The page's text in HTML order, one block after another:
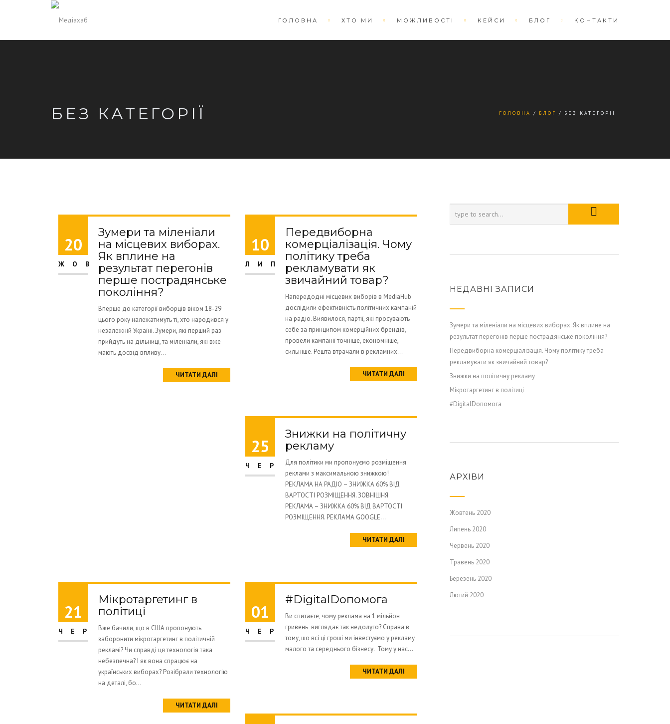
ГОЛОВНА ХТО МИ МОЖЛИВОСТІ КЕЙСИ БЛОГ КОНТАКТИ
БЕЗ КАТЕГОРІЇ ГОЛОВНА БЛОГ БЕЗ КАТЕГОРІЇ
20
ЖОВ
Зумери та міленіали
на місцевих виборах.
Як вплине на
результат перегонів
перше пострадянське
покоління?
Вперше до категорії виборців віком 18-29
цього року належатимуть ті, хто народився у
незалежній Україні. Зумери, які перший раз
прийдуть на дільниці, та міленіали, які вже
мають досвід впливу...
ЧИТАТИ ДАЛІ
10
ЛИП
Передвиборна
комерціалізація. Чому
політику треба
рекламувати як
звичайний товар?
Напередодні місцевих виборів в MediaHub
дослідили ефективність політичних кампаній
на радіо. Виявилося, партії, які просувають
себе за принципом комерційних брендів,
провели кампанії точніше, економніше,
сильніше. Решта втрачали в рекламних...
ЧИТАТИ ДАЛІ
25
ЧЕР
Знижки на політичну
рекламу
Для політики ми пропонуємо розміщення
реклами з максимальною знижкою!
РЕКЛАМА НА РАДІО – ЗНИЖКА 60% ВІД
ВАРТОСТІ РОЗМІЩЕННЯ. ЗОВНІШНЯ
РЕКЛАМА – ЗНИЖКА 60% ВІД ВАРТОСТІ
РОЗМІЩЕННЯ. РЕКЛАМА GOOGLE...
ЧИТАТИ ДАЛІ
21
ЧЕР
Мікротаргетинг в
політиці
Вже бачили, що в США пропонують
заборонити мікротаргетинг в політичній
рекламі? Чи справді ця технологія така
небезпечна? І як вона спрацює на
українських виборах? Розібрали технологію
на деталі, бо...
ЧИТАТИ ДАЛІ
01
ЧЕР
#DigitalDопомога
Ви спитаєте, чому реклама на 1 мільйон
гривень виглядає так недолуго? Справа в
тому, шо всі ці гроші ми інвестуємо у рекламу
малого та середнього бізнесу. Тому у нас...
ЧИТАТИ ДАЛІ
НЕДАВНІ ЗАПИСИ
Зумери та міленіали на місцевих виборах. Як вплине на
результат перегонів перше пострадянське покоління?
Передвиборна комерціалізація. Чому політику треба
рекламувати як звичайний товар?
Знижки на політичну рекламу
Мікротаргетинг в політиці
#DigitalDопомога
АРХІВИ
Жовтень 2020
Липень 2020
Червень 2020
Травень 2020
Березень 2020
Лютий 2020